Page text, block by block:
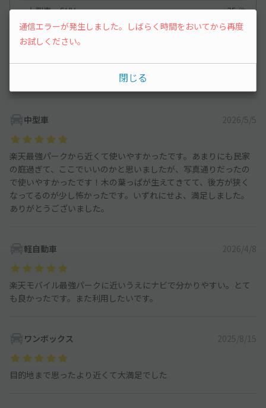
大型車・SUV 35件
軽自動車
分かりやすく、野球場にも近いので便利。
中型車 2026/5/5
楽天最強パークから近くて使いやすかったです。あまりにも民家
の庭過ぎて、ここでいいのかと思いましたが、写真通りだったの
で使いやすかったです！木の葉っぱが生えてきてて、後方が狭く
なってるのが少し怖かったです。いずれにせよ、満足しました。
ありがとうございました。
軽自動車 2026/4/8
楽天モバイル最強パークに近いうえにナビで分かりやすい。とて
も良かったです。また利用したいです。
ワンボックス 2025/8/15
目的地まで思ったより近くて大満足でした
通信エラーが発生しました。しばらく時間をおいてから再度
お試しください。
閉じる